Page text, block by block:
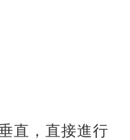
直，直接進行